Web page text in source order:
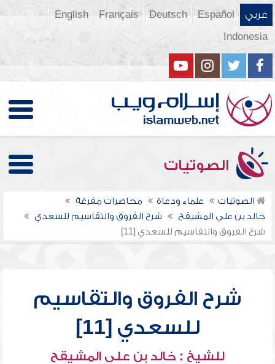
عربي Español
Deutsch
Français
English
Indonesia
الصوتيات
الصوتيات علماء ودعاة
محاضرات مفرغة
خالد بن علي المشيقح
شرح الفروق والتقاسيم للسعدي
شرح الفروق والتقاسيم للسعدي [11]
شرح الفروق والتقاسيم
للسعدي [11]
للشيخ : خالد بن علي المشيقح